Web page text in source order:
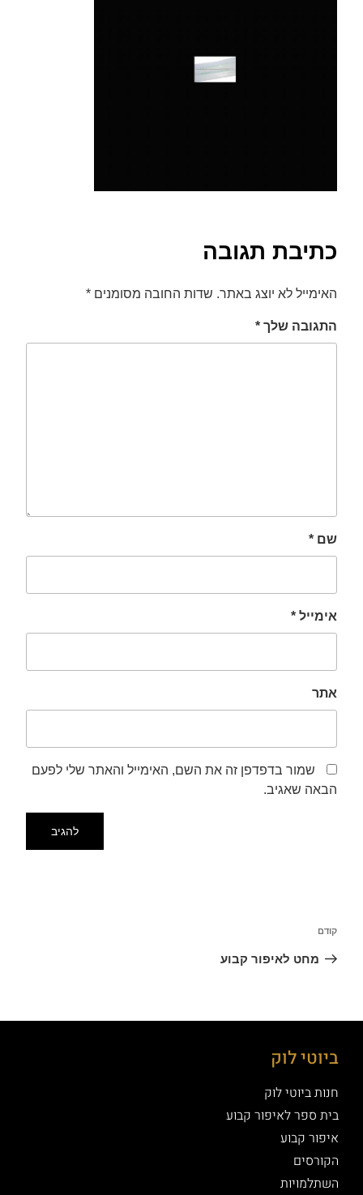
לאפס
את
cached
כתיבת תגובה
האימייל לא יוצג באתר. שדות החובה מסומנים *
התגובה שלך *
שם *
אימייל *
אתר
שמור בדפדפן זה את השם, האימייל והאתר שלי לפעם
הבאה שאגיב.
קודם
מחט לאיפור קבוע
ביוטי לוק
חנות ביוטי לוק
בית ספר לאיפור קבוע
איפור קבוע
הקורסים
השתלמויות